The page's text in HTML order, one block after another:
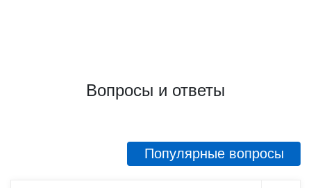
Вопросы и ответы
Популярные вопросы